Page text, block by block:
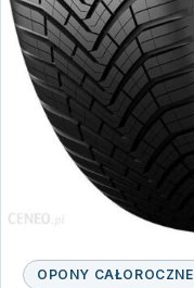
OPONY CAŁOROCZNE